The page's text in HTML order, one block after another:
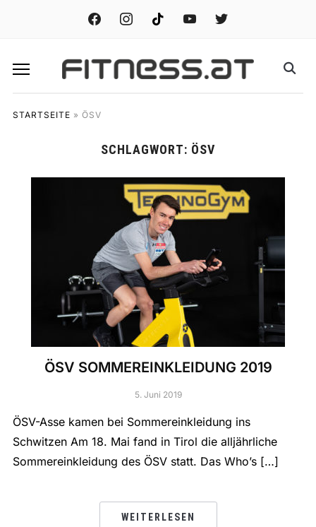
facebook instagramtiktok youtube twitter
STARTSEITE » ÖSV
SCHLAGWORT: ÖSV
ÖSV SOMMEREINKLEIDUNG 2019
5. Juni 2019
ÖSV-Asse kamen bei Sommereinkleidung ins
Schwitzen Am 18. Mai fand in Tirol die alljährliche
Sommereinkleidung des ÖSV statt. Das Who’s […]
WEITERLESEN